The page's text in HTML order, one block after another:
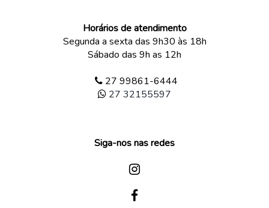
Horários de atendimento
Segunda a sexta das 9h30 às 18h
Sábado das 9h as 12h
27 99861-6444
27 32155597
Siga-nos nas redes